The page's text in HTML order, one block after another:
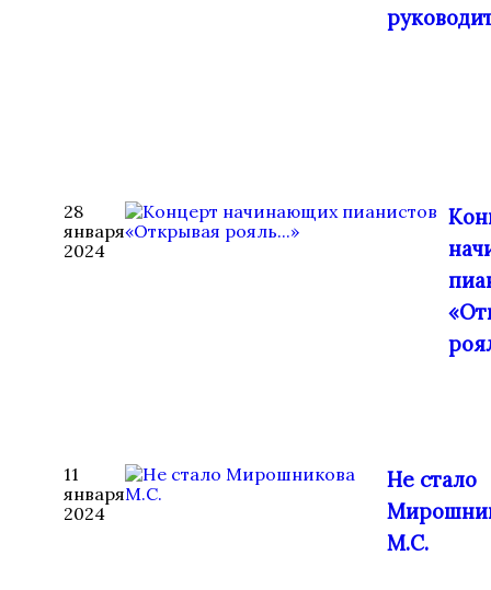
28
января
2024
11
января
2024
Не стало
М.С.